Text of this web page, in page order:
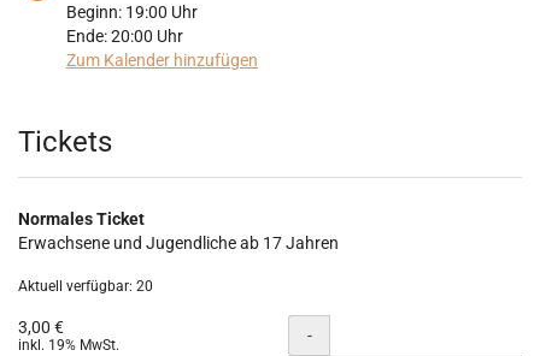
Beginn: 19:00 Uhr
Ende:20:00 Uhr
Zum Kalender hinzufügen
Produkte
Tickets
Normales Ticket
Erwachsene und Jugendliche ab 17 Jahren
Aktuell verfügbar: 20
3,00 €
inkl. 19% MwSt. Menge
-